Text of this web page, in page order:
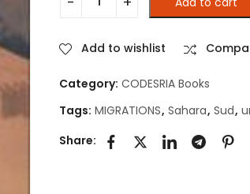
Migrations et urbanisation au
Add to wishlist
Category: CODESRIA Books
Tags: MIGRATIONS, Sahara, Sud,
Share: